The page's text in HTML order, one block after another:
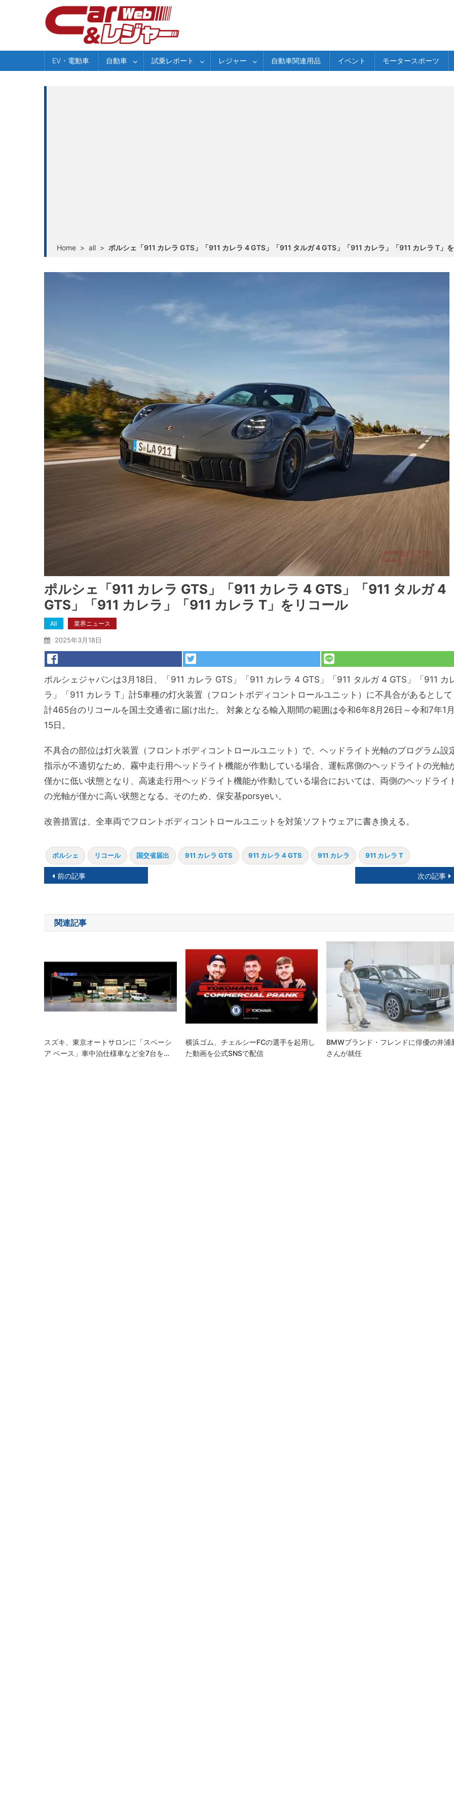
EV・電動車 自動車 試乗レポート レジャー 自動車関連用品 イベント モータースポーツ
Home > all > ポルシェ「911 カレラ GTS」「911 カレラ 4 GTS」「911 タルガ 4 GTS」「911 カレラ」「911 カレラ T」
ポルシェ「911 カレラ GTS」「911 カレラ 4 GTS」「911 タルガ 4
GTS」「911 カレラ」「911 カレラ T」をリコール
All 業界ニュース
2025年3月18日
ポルシェジャパンは3月18日、「911 カレラ GTS」「911 カレラ 4 GTS」「911 タルガ 4 GTS」「911 カ
ラ」「911 カレラ T」計5車種の灯火装置（フロントボディコントロールユニット）に不具合があるとして
計465台のリコールを国土交通省に届け出た。 対象となる輸入期間の範囲は令和6年8月26日～令和7年1
15日。
不具合の部位は灯火装置（フロントボディコントロールユニット）で、ヘッドライト光軸のプログラム設
指示が不適切なため、霧中走行用ヘッドライト機能が作動している場合、運転席側のヘッドライトの光軸
僅かに低い状態となり、高速走行用ヘッドライト機能が作動している場合においては、両側のヘッドライ
の光軸が僅かに高い状態となる。そのため、保安基porsyeい。
改善措置は、全車両でフロントボディコントロールユニットを対策ソフトウェアに書き換える。
ポルシェ リコール 国交省届出 911 カレラ GTS 911 カレラ 4 GTS 911 カレラ 911 カレラ T
投
ナ
ビ
ー
シ
ョ
前の記事 次の記事
関連記事
スズキ、東京オートサロンに「スペーシ
ア ベース」車中泊仕様車など全7台を…
横浜ゴム、チェルシーFCの選手を起用し
た動画を公式SNSで配信
BMWブランド・フレンドに俳優の井浦
さんが就任